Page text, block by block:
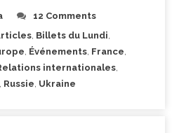
12 Comments
Billets du Lundi
Événements France
internationales
Russie Ukraine